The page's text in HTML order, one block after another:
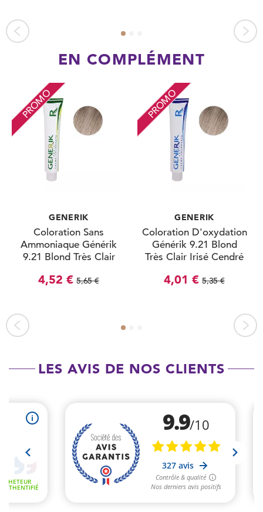
EN COMPLÉMENT
PROMO
GENERIK
Coloration Sans
Ammoniaque Générik
9.21 Blond Très Clair
4,52 € 5,65 €
PROMO
GENERIK
Coloration D'oxydation
Générik 9.21 Blond
Très Clair Irisé Cendré
4,01 € 5,35 €
LES AVIS DE NOS CLIENTS